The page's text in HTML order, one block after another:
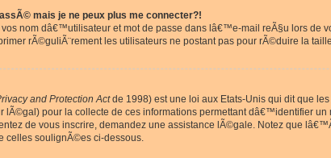
mais je ne peux plus me connecter?!
nom dâ€™utilisateur et mot de passe dans lâ€™e-mail reÃ§u lors
rÃ©guliÃ¨rement les utilisateurs ne postant pas pour rÃ©duire la
and Protection Actde 1998) est une loi aux Etats-Unis qui dit que
lÃ©gal) pour la collecte de ces informations permettant dâ€™identifier
de vous inscrire, demandez une assistance lÃ©gale. Notez que
celles soulignÃ©es ci-dessous.